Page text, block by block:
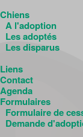
Chiens
A l'adoption
Les adoptés
Les disparus
Liens
Contact
Agenda
Formulaires
Formulaire de
Demande